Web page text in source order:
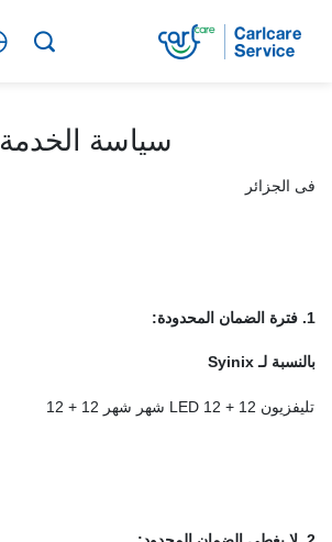
سياسة الخدمة
فى الجزائر
1. فترة الضمان المحدودة :
بالنسبة لـSyinix
تليفزيون LED 12 + 12 شهر شهر 12 + 12